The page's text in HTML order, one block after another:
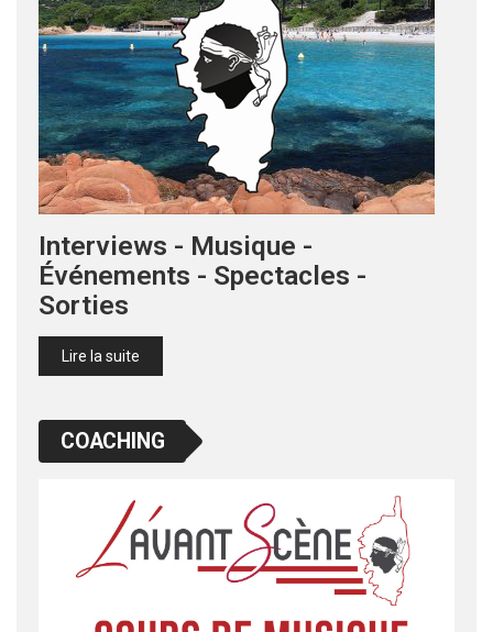
Interviews - Musique -
Événements - Spectacles -
Sorties
Lire la suite
COACHING